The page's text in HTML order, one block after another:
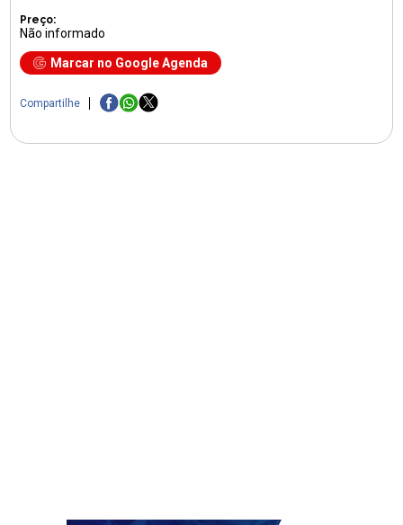
Preço:
Não informado
Marcar no Google Agenda
Compartilhe